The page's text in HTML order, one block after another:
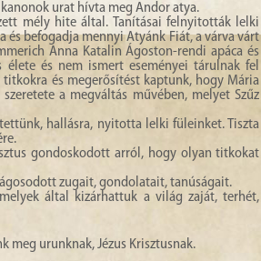
urat hívta meg Andor atya.
mély hite által. Tanításai felnyitották lelki
befogadja mennyi Atyánk Fiát, a várva várt
Anna Katalin Ágoston-rendi apáca és
élete és nem ismert eseményei tárulnak fel
és megerősítést kaptunk, hogy Mária
a megváltás művében, melyet Szűz
hallásra, nyitotta lelki füleinket. Tiszta
gondoskodott arról, hogy olyan titkokat
zugait, gondolatait, tanúságait.
által kizárhattuk a világ zaját, terhét,
meg urunknak, Jézus Krisztusnak.